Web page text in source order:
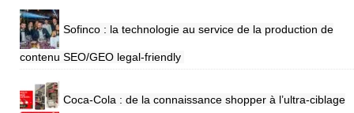
Sofinco : la technologie au service de la production de
contenu SEO/GEO legal-friendly
Coca-Cola : de la connaissance shopper à l’ultra-ciblage